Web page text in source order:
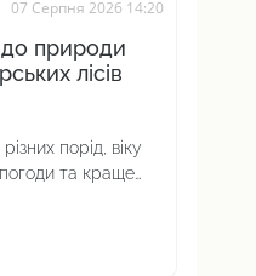
07 Серпня 2026 14:20
природи
лісів
порід, віку
погоди та краще